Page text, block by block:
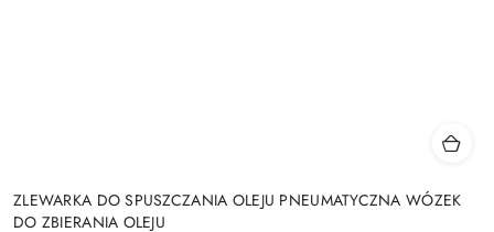
ZLEWARKA DO SPUSZCZANIA OLEJU PNEUMATYCZNA WÓZEK
DO ZBIERANIA OLEJU